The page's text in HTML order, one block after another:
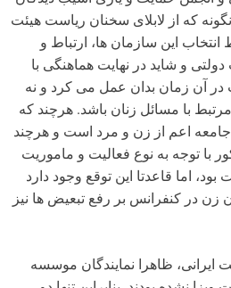
که از لابلای سخنان ریاست هیئت
انتخاب این سازمان ها،‌ ارتباط و
و شاید در نهایت هماهنگی با
آن زمان بدان عمل می کرد و نه
با مسائل زنان باشد. هرچند که
اعم از زن و مرد است و هرچند
با توجه به نوع فعالیت و ماموریت
بود، اما قاعدتا این توقع وجود دارد
زن در کنفرانس بر رفع تبعیض ها نیز
ظاهرا نمایندگان موسسه